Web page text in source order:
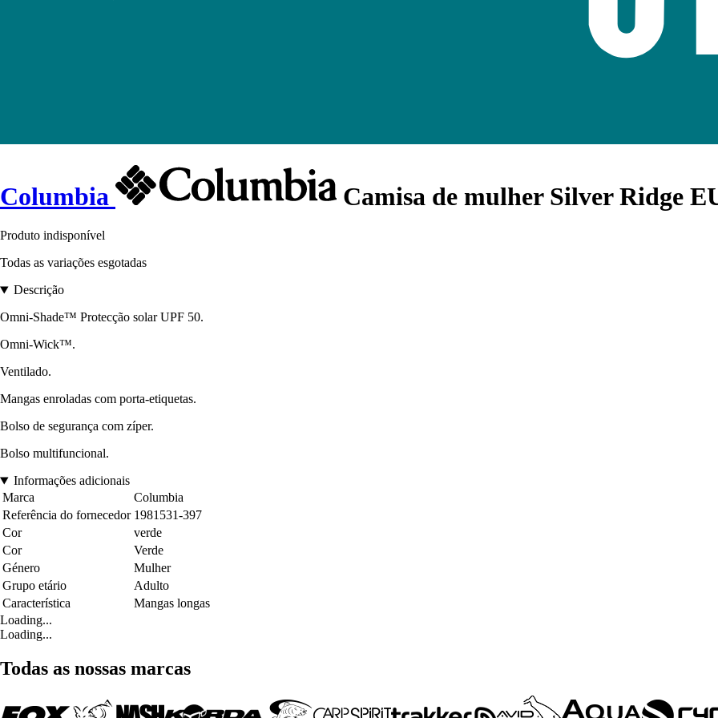
Columbia Camisa de mulher Silver Ridge
Produto indisponível
Todas as variações esgotadas
Descrição
Omni-Shade™ Protecção solar UPF 50.
Omni-Wick™.
Ventilado.
Mangas enroladas com porta-etiquetas.
Bolso de segurança com zíper.
Bolso multifuncional.
Informações adicionais
Marca
Columbia
Referência do fornecedor 1981531-397
Cor
verde
Cor
Verde
Género
Mulher
Grupo etário
Adulto
Característica
Mangas longas
Loading...
Loading...
Todas as nossas marcas